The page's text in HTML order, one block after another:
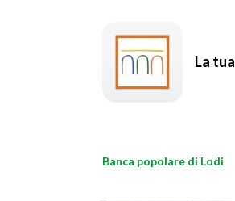
La
Banca popolare di Lodi